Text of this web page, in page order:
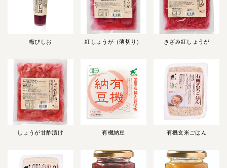
梅びしお 紅しょうが（薄切り） きざみ紅しょうが
しょうが甘酢漬け 有機納豆 有機玄米ごはん